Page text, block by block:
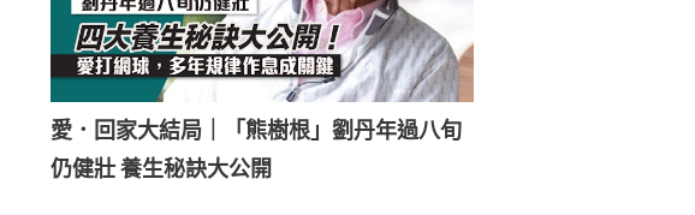
愛．回家大結局｜「熊樹根」劉丹年過八旬
仍健壯 養生秘訣大公開